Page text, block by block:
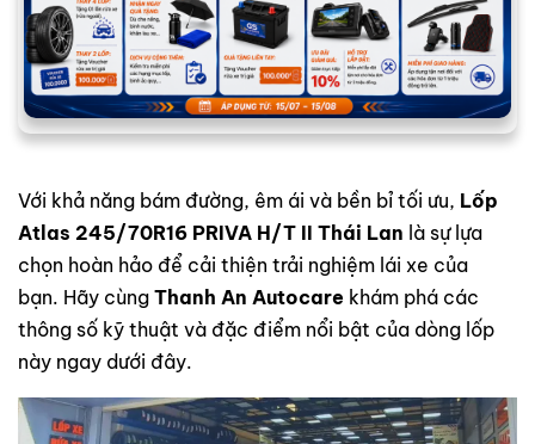
Với khả năng bám đường, êm ái và bền bỉ tối ưu, Lốp
Atlas 245/70R16 PRIVA H/T II Thái Lan là sự lựa
chọn hoàn hảo để cải thiện trải nghiệm lái xe của
bạn. Hãy cùng Thanh An Autocare khám phá các
thông số kỹ thuật và đặc điểm nổi bật của dòng lốp
này ngay dưới đây.